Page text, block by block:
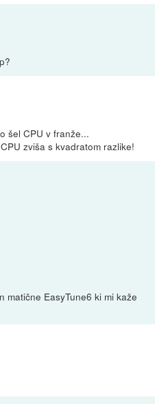
šel CPU v franže...
zviša s kvadratom razlike!
matične EasyTune6 ki mi kaže